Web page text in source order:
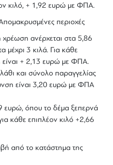
κιλό, + 1,92 ευρώ με ΦΠΑ.
περιοχές
χρέωση ανέρχεται στα 5,86
3 κιλά. Για κάθε
είναι + 2,13 ευρώ με ΦΠΑ.
και σύνολο παραγγελίας
είναι 3,20 ευρώ με ΦΠΑ
ευρώ, όπου το δέμα ξεπερνά
κάθε επιπλέον κιλό +2,66
από το κατάστημα της